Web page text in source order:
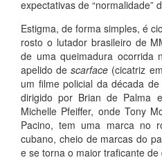
expectativas de “normalidade”
Estigma, de forma simples, é
rosto o lutador brasileiro de
de uma queimadura ocorrida
apelido descarface (cicatriz
um filme policial da década
dirigido por Brian de Palma
Michelle Pfeiffer, onde Tony
Pacino, tem uma marca no
cubano, cheio de marcas do
e se torna o maior traficante